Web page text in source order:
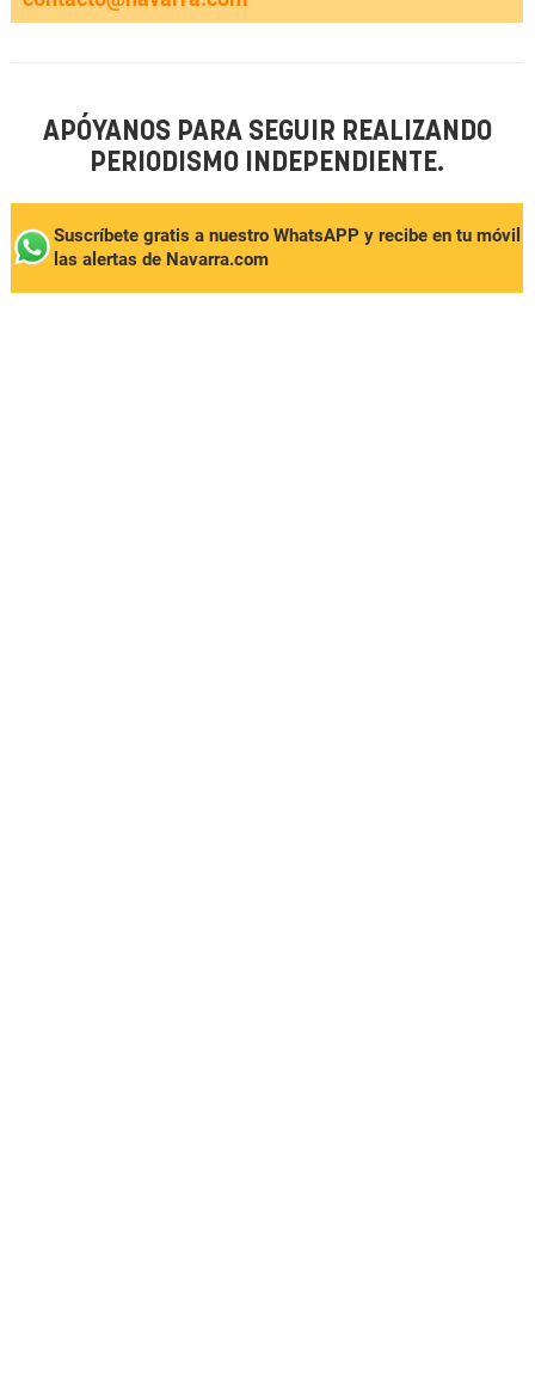
APÓYANOS PARA SEGUIR REALIZANDO
PERIODISMO INDEPENDIENTE.
Suscríbete gratis a nuestro WhatsAPP y recibe en tu móvil
las alertas de Navarra.com